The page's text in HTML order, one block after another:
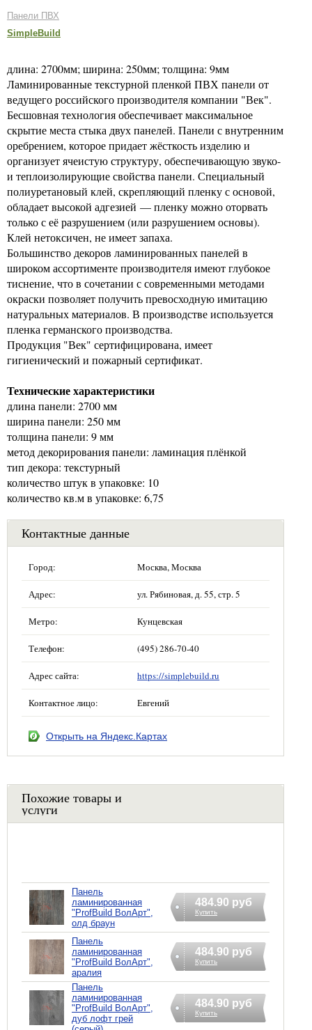
Панели ПВХ
SimpleBuild
длина: 2700мм; ширина: 250мм; толщина: 9мм
Ламинированные текстурной пленкой ПВХ панели от
ведущего российского производителя компании "Век".
Бесшовная технология обеспечивает максимальное
скрытие места стыка двух панелей. Панели с внутренним
оребрением, которое придает жёсткость изделию и
организует ячеистую структуру, обеспечивающую звуко-
и теплоизолирующие свойства панели. Специальный
полиуретановый клей, скрепляющий пленку с основой,
обладает высокой адгезией — пленку можно оторвать
только с её разрушением (или разрушением основы).
Клей нетоксичен, не имеет запаха.
Большинство декоров ламинированных панелей в
широком ассортименте производителя имеют глубокое
тиснение, что в сочетании с современными методами
окраски позволяет получить превосходную имитацию
натуральных материалов. В производстве используется
пленка германского производства.
Продукция "Век" сертифицирована, имеет
гигиенический и пожарный сертификат.
Технические характеристики
длина панели: 2700 мм
ширина панели: 250 мм
толщина панели: 9 мм
метод декорирования панели: ламинация плёнкой
тип декора: текстурный
количество штук в упаковке: 10
количество кв.м в упаковке: 6,75
Контактные данные
Город: Москва, Москва
Адрес: ул. Рябиновая, д. 55, стр. 5
Метро: Кунцевская
Телефон: (495) 286-70-40
Адрес сайта: https://simplebuild.ru
Контактное лицо: Евгений
Открыть на Яндекс.Картах
Похожие товары и
услуги
Панель
ламинированная
"ProfBuild ВолАрт",
олд браун
484.90 руб
Купить
Панель
ламинированная
"ProfBuild ВолАрт",
аралия
484.90 руб
Купить
Панель
ламинированная
"ProfBuild ВолАрт",
дуб лофт грей
484.90 руб
Купить